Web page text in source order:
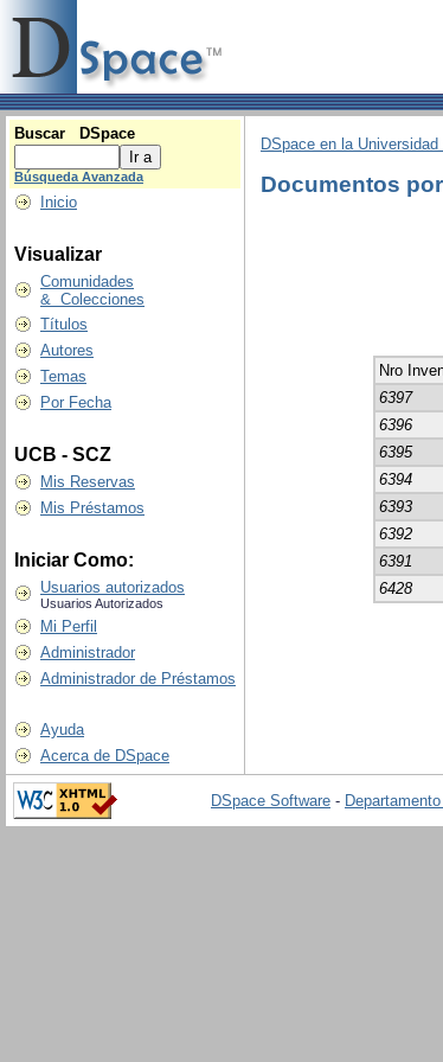
Buscar DSpace
Búsqueda Avanzada
Inicio
Visualizar
Comunidades
& Colecciones
Títulos
Autores
Temas
Por Fecha
UCB - SCZ
Mis Reservas
Mis Préstamos
Iniciar Como:
Usuarios autorizados
Usuarios Autorizados
Mi Perfil
Administrador
Administrador de Préstamos
Ayuda
Acerca de DSpace
DSpace en la
Documentos
Nro
6397
6396
6395
6394
6393
6392
6391
6428
DSpace Software -